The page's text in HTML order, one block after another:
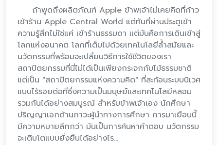
ถ้าพูดถึงผลิตภัณฑ์ Apple ข้าพเจ้าไม่เคยคิดที่ก้าว
เข้าร้าน Apple Central World แต่ทันที่ผ่านประตูเข้า
ความรู้สึกไม่ใช่แค่ เข้าร้านธรรมดา แต่มันคือการเดินเข้าสู่
โลกแห่งอนาคต โลกที่เต็มไปด้วยเทคโนโลยีล้ำสมัยและ
นวัตกรรมที่พร้อมจะเปลี่ยนวิธีการใช้ชีวิตของเรา
สถาปัตยกรรมที่นี่ไม่ได้เป็นเพียงกระจกกับไม้ธรรมชาติ
แต่เป็น "สถาปัตยกรรมแห่งความคิด" ที่สะท้อนระบบนิเวศ
แบบไร้รอยต่อที่ซึ่งความเป็นมนุษย์และเทคโนโลยีหลอม
รวมกันได้อย่างสมบูรณ์ สำหรับข้าพเจ้าเอง นักศึกษา
ปริญญาเอกด้านภาวะผู้นำทางการศึกษา การมาเยือนนี้
มีความหมายลึกกว่า มันเป็นการค้นหาคำตอบ นวัตกรรม
จะเติบโตแบบยั่งยืนได้อย่างไร…